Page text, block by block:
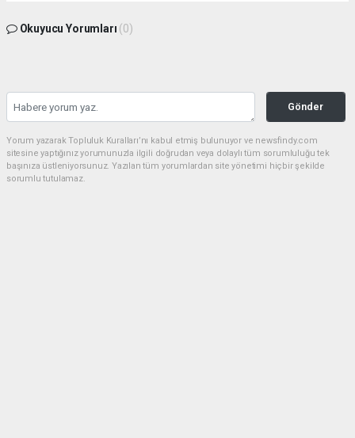
Okuyucu Yorumları (0)
Gönder
Yorum yazarak Topluluk Kuralları’nı kabul etmiş bulunuyor ve newsfindy.com
sitesine yaptığınız yorumunuzla ilgili doğrudan veya dolaylı tüm sorumluluğu tek
başınıza üstleniyorsunuz. Yazılan tüm yorumlardan site yönetimi hiçbir şekilde
sorumlu tutulamaz.